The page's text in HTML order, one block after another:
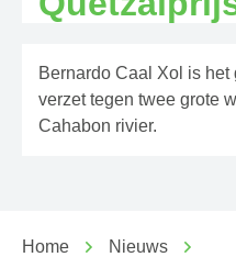
Bernardo Caal Xol is
verzet tegen twee grote
Cahabon rivier.
Home
Nieuws